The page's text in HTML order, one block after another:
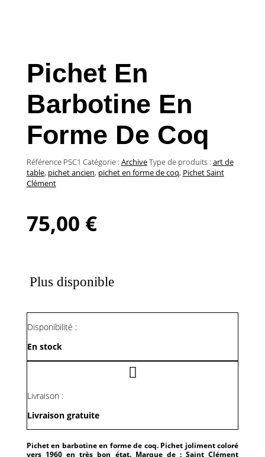
Pichet En
Barbotine En
Forme De Coq
Référence PSC1 Catégorie : ArchiveType de produits : art de
table, pichet ancien, pichet en forme de coq, Pichet Saint
Clément
75,00 €
Plus disponible
Disponibilité :
En stock
Livraison :
Livraison gratuite
Pichet en barbotine en forme de coq. Pichet joliment coloré
vers 1960 en très bon état. Marque de : Saint Clément